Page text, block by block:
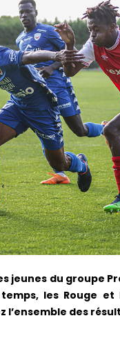
jeunes du groupe
les Rouge et
l’ensemble des